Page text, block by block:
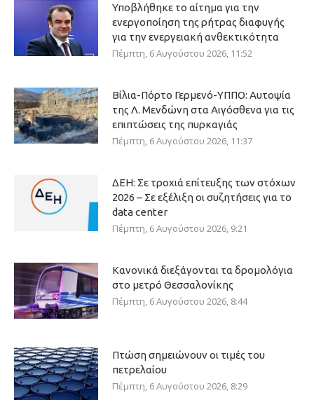
Υποβλήθηκε το αίτημα για την
ενεργοποίηση της ρήτρας διαφυγής
για την ενεργειακή ανθεκτικότητα
Πέμπτη, 6 Αυγούστου 2026, 11:52
Βίλια-Πόρτο Γερμενό-ΥΠΠΟ: Αυτοψία
της Λ. Μενδώνη στα Αιγόσθενα για τις
επιπτώσεις της πυρκαγιάς
Πέμπτη, 6 Αυγούστου 2026, 11:37
ΔΕΗ: Σε τροχιά επίτευξης των στόχων
2026 – Σε εξέλιξη οι συζητήσεις για το
data center
Πέμπτη, 6 Αυγούστου 2026, 9:21
Κανονικά διεξάγονται τα δρομολόγια
στο μετρό Θεσσαλονίκης
Πέμπτη, 6 Αυγούστου 2026, 8:44
Πτώση σημειώνουν οι τιμές του
πετρελαίου
Πέμπτη, 6 Αυγούστου 2026, 8:29